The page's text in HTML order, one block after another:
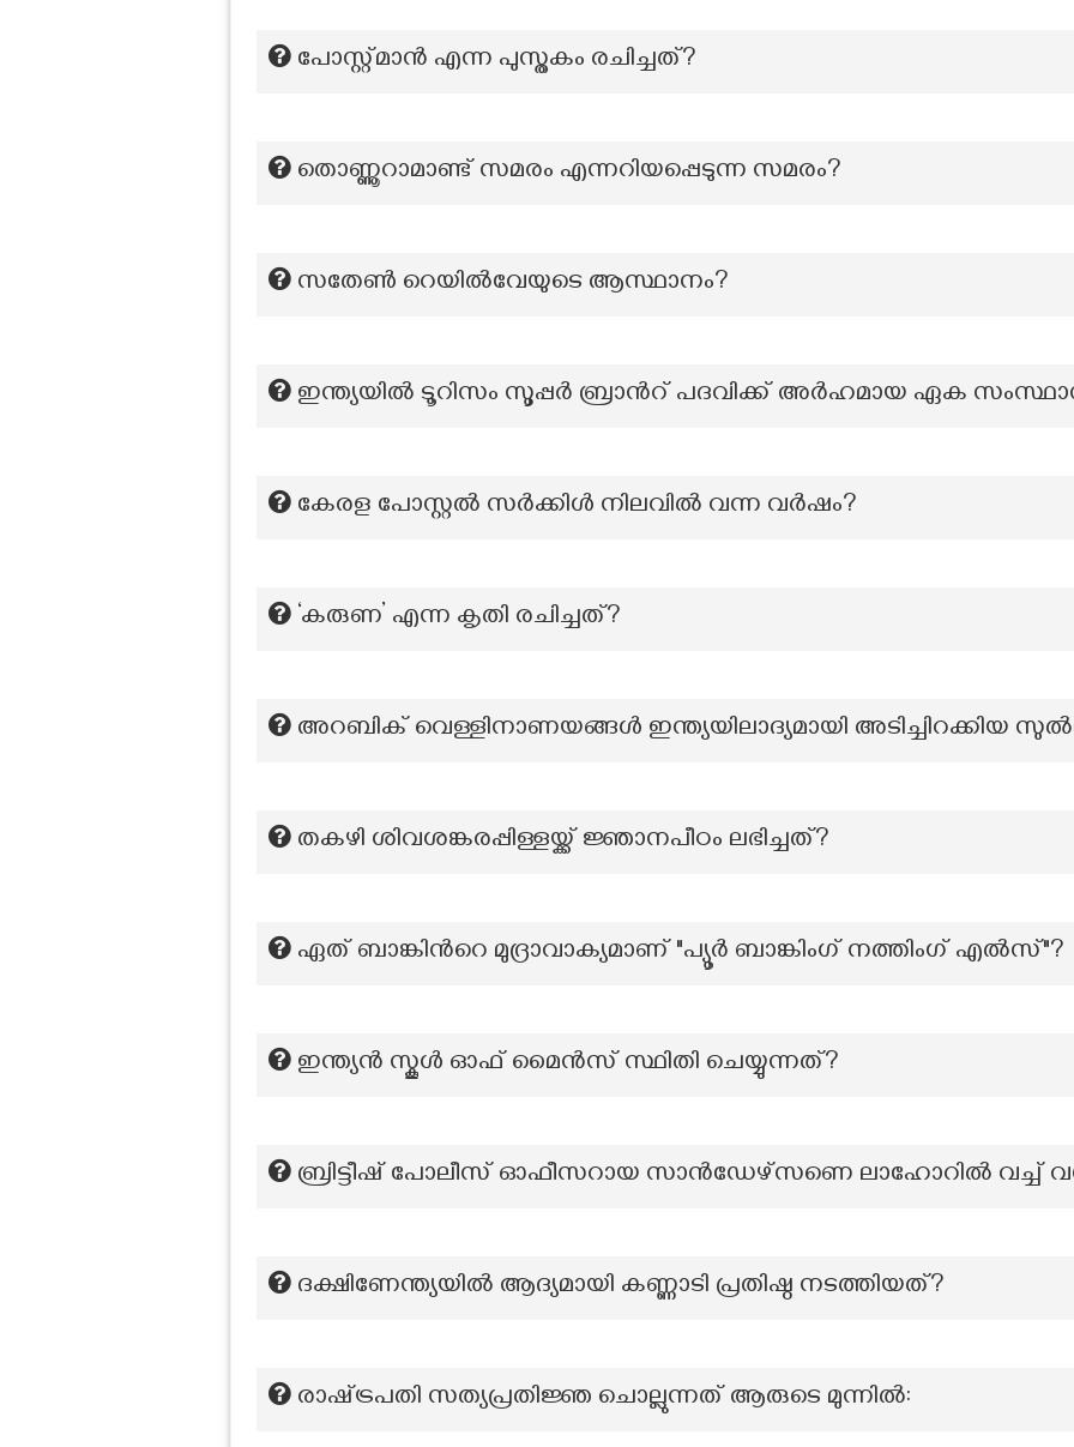
പോസ്റ്റ്മാൻ എന്ന പുസ്തകം രചിച്ചത്?
തൊണ്ണൂറാമാണ്ട് സമരം എന്നറിയപ്പെടുന്ന സമരം?
സതേൺ റെയിൽവേയുടെ ആസ്ഥാനം?
ഇന്ത്യയില്‍ ടൂറിസം സൂപ്പര്‍ ബ്രാന്‍റ് പദവിക്ക് അര്‍ഹമായ ഏക
കേരള പോസ്റ്റൽ സർക്കിൾ നിലവിൽ വന്ന വർഷം?
‘കരുണ’ എന്ന കൃതി രചിച്ചത്?
അറബിക് വെള്ളിനാണയങ്ങൾ ഇന്ത്യയിലാദ്യമായി അടിച്ചിറക്കിയ
തകഴി ശിവശങ്കരപ്പിള്ളയ്ക്ക് ജ്ഞാനപീഠം ലഭിച്ചത്?
ഏത് ബാങ്കിന്‍റെ മുദ്രാവാക്യമാണ് "പ്യൂർ ബാങ്കിംഗ് നത്തിംഗ് എൽസ്"?
ഇന്ത്യൻ സ്കൂൾ ഓഫ് മൈൻസ് സ്ഥിതി ചെയ്യുന്നത്?
ബ്രിട്ടീഷ് പോലീസ് ഓഫീസറായ സാൻഡേഴ്സണെ ലാഹോറിൽ വച്ച്
ദക്ഷിണേന്ത്യയിൽ ആദ്യമായി കണ്ണാടി പ്രതിഷ്ഠ നടത്തിയത്?
രാഷ്‌ട്രപതി സത്യപ്രതിജ്ഞ ചൊല്ലുന്നത് ആരുടെ മുന്നിൽ: